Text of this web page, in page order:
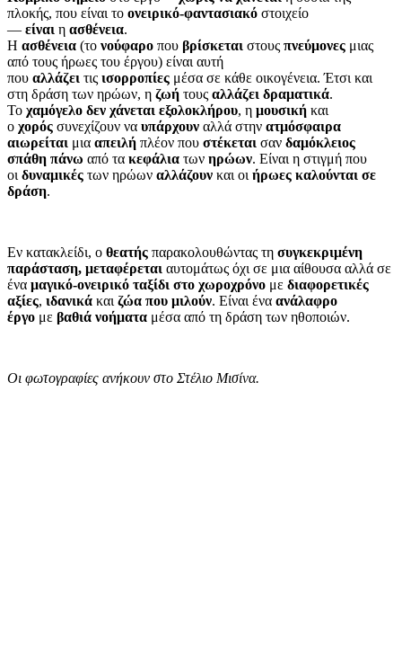
πλοκής, που είναι το ονειρικό-φαντασιακό στοιχείο
— είναι η ασθένεια.
Η ασθένεια (το νούφαρο που βρίσκεται στους πνεύμονες μιας
από τους ήρωες του έργου) είναι αυτή
που αλλάζει τις ισορροπίες μέσα σε κάθε οικογένεια. Έτσι και
στη δράση των ηρώων, η ζωή τους αλλάζει δραματικά.
Το χαμόγελο δεν χάνεται εξολοκλήρου, η μουσική και
ο χορός συνεχίζουν να υπάρχουν αλλά στην ατμόσφαιρα
αιωρείται μια απειλή πλέον που στέκεται σαν δαμόκλειος
σπάθη πάνω από τα κεφάλια των ηρώων. Είναι η στιγμή που
οι δυναμικές των ηρώων αλλάζουν και οι ήρωες καλούνται σε
δράση.
Εν κατακλείδι, ο θεατής παρακολουθώντας τη συγκεκριμένη
παράσταση, μεταφέρεται αυτομάτως όχι σε μια αίθουσα αλλά σε
ένα μαγικό-ονειρικό ταξίδι στο χωροχρόνο με διαφορετικές
αξίες, ιδανικά και ζώα που μιλούν. Είναι ένα ανάλαφρο
έργο με βαθιά νοήματα μέσα από τη δράση των ηθοποιών.
Οι φωτογραφίες ανήκουν στο Στέλιο Μισίνα.